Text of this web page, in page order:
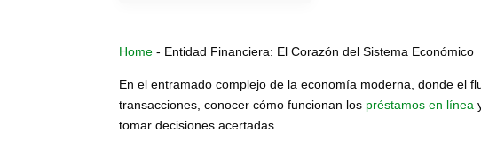
Home - Entidad Financiera: El Corazón del Sistema Económico
En el entramado complejo de la economía moderna, donde el
transacciones, conocer cómo funcionan los préstamos en línea
tomar decisiones acertadas.